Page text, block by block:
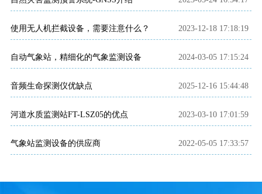
使用无人机拦截设备，需要注意什么？ 2023-12-18 17:18:19
自动气象站，精细化的气象监测设备 2024-03-05 17:15:24
音频生命探测仪优缺点 2025-12-16 15:44:48
河道水质监测站FT-LSZ05的优点 2023-03-10 17:01:59
气象站监测设备的供应商 2022-05-05 17:33:57